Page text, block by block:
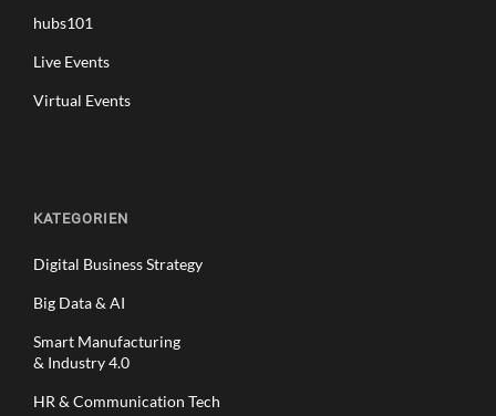
hubs101
Live Events
Virtual Events
KATEGORIEN
Digital Business Strategy
Big Data & AI
Smart Manufacturing
& Industry 4.0
HR & Communication Tech